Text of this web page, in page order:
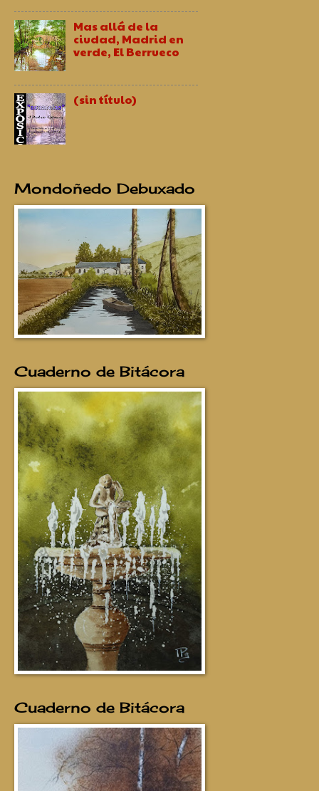
Mas allá de la
ciudad, Madrid en
verde, El Berrueco
(sin título)
Mondoñedo Debuxado
Cuaderno de Bitácora
Cuaderno de Bitácora